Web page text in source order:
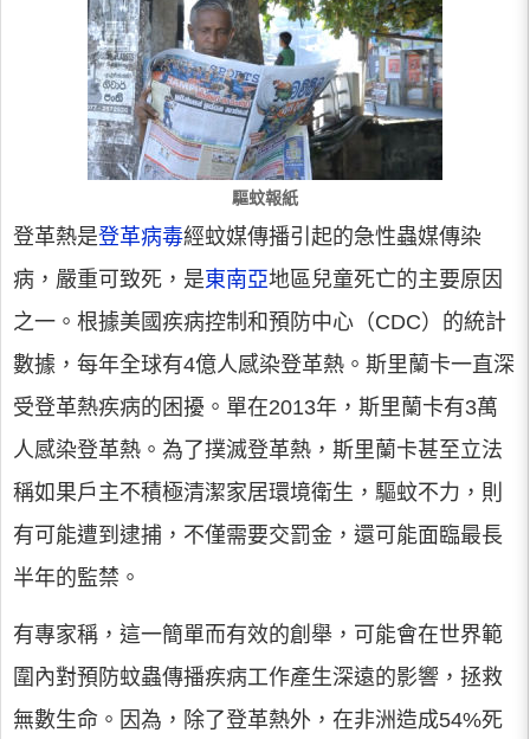
驅蚊報紙
登革熱是登革病毒經蚊媒傳播引起的急性蟲媒傳染
病，嚴重可致死，是東南亞地區兒童死亡的主要原因
之一。根據美國疾病控制和預防中心（CDC）的統計
數據，每年全球有4億人感染登革熱。斯里蘭卡一直深
受登革熱疾病的困擾。單在2013年，斯里蘭卡有3萬
人感染登革熱。為了撲滅登革熱，斯里蘭卡甚至立法
稱如果戶主不積極清潔家居環境衛生，驅蚊不力，則
有可能遭到逮捕，不僅需要交罰金，還可能面臨最長
半年的監禁。
有專家稱，這一簡單而有效的創舉，可能會在世界範
圍內對預防蚊蟲傳播疾病工作產生深遠的影響，拯救
無數生命。因為，除了登革熱外，在非洲造成54%死